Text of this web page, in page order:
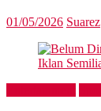
01/05/2026 Suarez